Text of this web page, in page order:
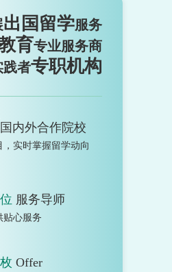
出国留学服务
育专业服务商
践者专职机构
国内外合作院校
，实时掌握留学动向
位 服务导师
贴心服务
枚 Offer